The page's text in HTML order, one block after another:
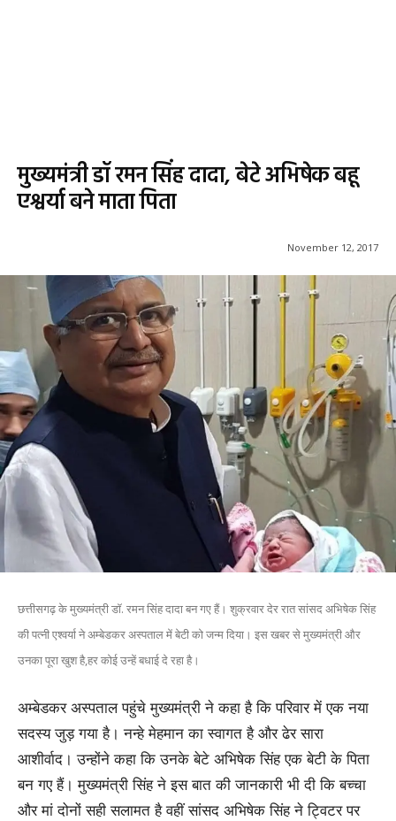
मुख्यमंत्री डॉ रमन सिंह दादा, बेटे अभिषेक बहू
एश्वर्या बने माता पिता
November 12, 2017
छत्तीसगढ़ के मुख्यमंत्री डॉ. रमन सिंह दादा बन गए हैं। शुक्रवार देर रात सांसद अभिषेक सिंह
की पत्नी एश्वर्या ने अम्बेडकर अस्पताल में बेटी को जन्म दिया। इस खबर से मुख्यमंत्री और
उनका पूरा खुश है,हर कोई उन्हें बधाई दे रहा है।
अम्बेडकर अस्पताल पहुंचे मुख्यमंत्री ने कहा है कि परिवार में एक नया
सदस्य जुड़ गया है। नन्हे मेहमान का स्वागत है और ढेर सारा
आशीर्वाद। उन्होंने कहा कि उनके बेटे अभिषेक सिंह एक बेटी के पिता
बन गए हैं। मुख्यमंत्री सिंह ने इस बात की जानकारी भी दी कि बच्चा
और मां दोनों सही सलामत है वहीं सांसद अभिषेक सिंह ने ट्विटर पर